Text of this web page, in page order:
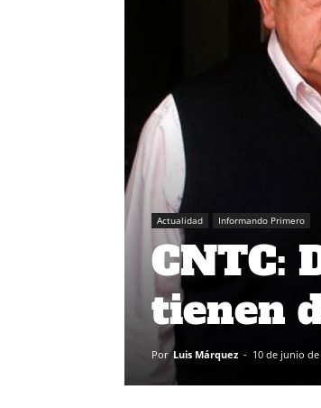
Actualidad Informando Primero
CNTC:
tienen
Por Luis Márquez - 10 de junio de